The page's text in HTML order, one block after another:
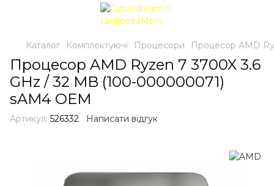
Каталог Комплектуючі Процесори Процесор AMD
Процесор AMD Ryzen 7 3700X 3.6
GHz / 32 MB (100-000000071)
sAM4 OEM
Артикул: 526332 Написати відгук